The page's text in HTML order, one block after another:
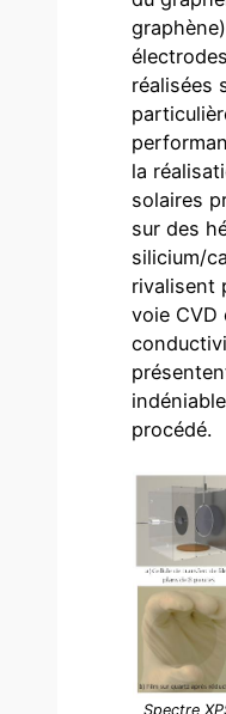
réalisées
la
solaires
sur des
silicium/
rivalisent
voie CVD
procédé.
Spectre